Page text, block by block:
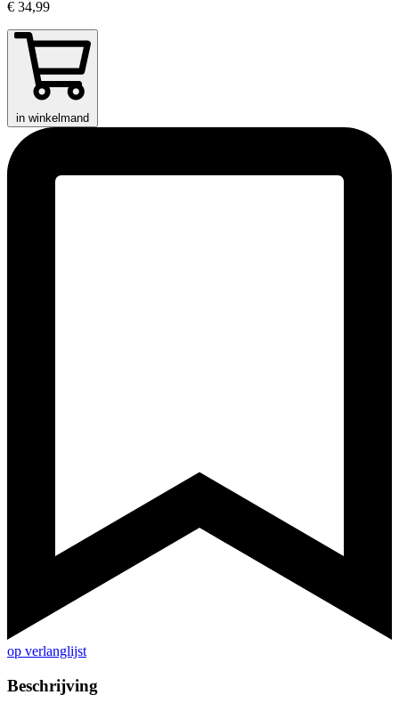
€ 34,99
in winkelmand
op verlanglijst
Beschrijving